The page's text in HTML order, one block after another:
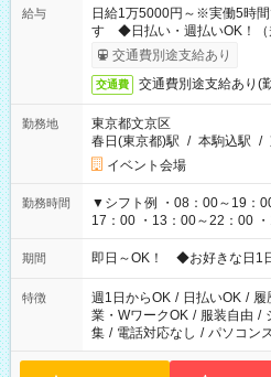
給与
日給1万5000円～※実働5時
す ◆日払い・週払いOK！（
も異なります
交通費別途支給あり
交通費 交通費別途支給あり(
勤務地
東京都文京区
春日(東京都)駅 / 本駒込駅 /
イベント会場
勤務時間
▼シフト例 ・08：00～19：
17：00 ・13：00～22：00 ・16：00
仕事により勤務時間が異なり
期間 即日～OK！ ◆お好きな日1
特徴 週1日からOK / 日払いOK / 履
業・WワークOK / 服装自由 /
集 / 電話対応なし / パソコン